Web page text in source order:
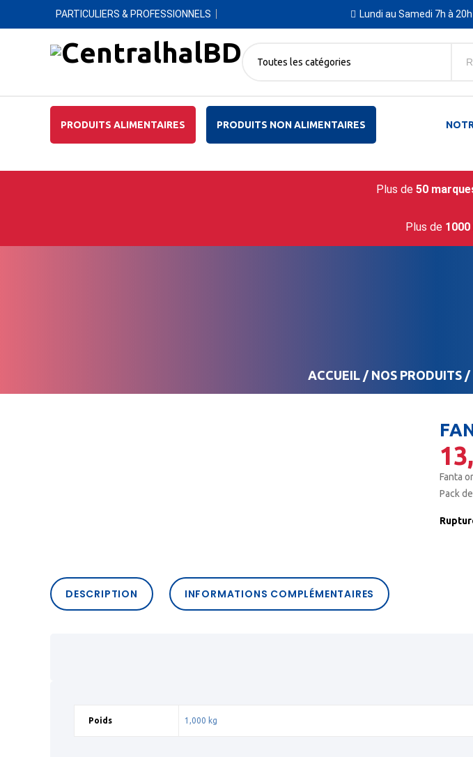
PARTICULIERS & PROFESSIONNELS Lundi au Samedi 7h à
Toutes les catégories
PRODUITS ALIMENTAIRES PRODUITS NON ALIMENTAIRES
Plus de 50
Plus de
ACCUEIL/ NOS PRODUITS/
Fanta
Pack
DESCRIPTION INFORMATIONS COMPLÉMENTAIRES
Poids 1,000 kg